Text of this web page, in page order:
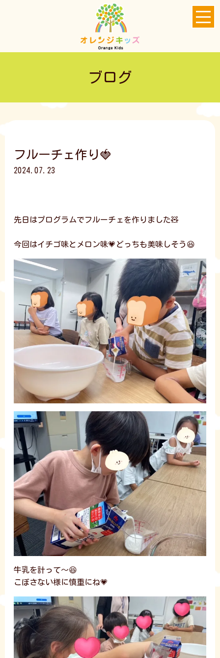
ブログ
フルーチェ作り🍓
2024.07.23
先日はプログラムでフルーチェを作りました🧸
今回はイチゴ味とメロン味💗どっちも美味しそう😆
牛乳を計って～😆
こぼさない様に慎重にね💗